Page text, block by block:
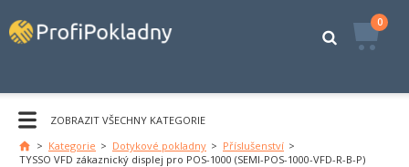
0
ZOBRAZIT VŠECHNY KATEGORIE
Hlavní
> Kategorie > Dotykové pokladny > Příslušenství >
TYSSO VFD zákaznický displej pro POS-1000 (SEMI-POS-1000-VFD-R-B-P)